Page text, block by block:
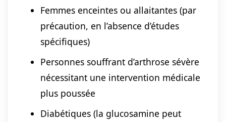
Femmes enceintes ou allaitantes (par
précaution, en l’absence d’études
spécifiques)
Personnes souffrant d’arthrose sévère
nécessitant une intervention médicale
plus poussée
Diabétiques (la glucosamine peut